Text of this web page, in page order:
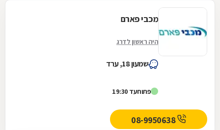
מכבי פארם
היה ראשון לדרג
שמעון 18, ערד
פתוחעד 19:30
08-9950638